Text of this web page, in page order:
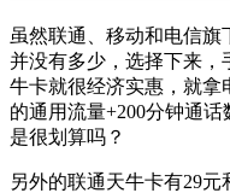
虽然联通、移动和电信
并没有多少，选择下来，
牛卡就很经济实惠，就拿
的通用流量+200分钟通
是很划算吗？
另外的联通天牛卡有29元